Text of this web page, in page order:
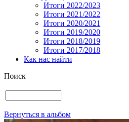
Итоги 2022/2023
Итоги 2021/2022
Итоги 2020/2021
Итоги 2019/2020
Итоги 2018/2019
Итоги 2017/2018
Как нас найти
Поиск
Вернуться в альбом